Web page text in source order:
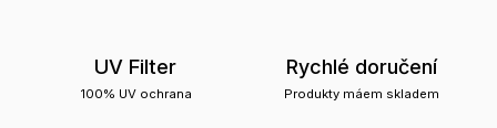
UV Filter
100% UV ochrana
Rychlé doručení
Produkty máem skladem